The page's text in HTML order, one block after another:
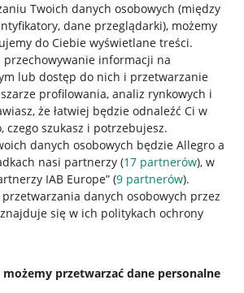
Twoich danych osobowych (między
dane przeglądarki), możemy
do Ciebie wyświetlane treści.
przechowywanie informacji na
lub dostęp do nich i przetwarzanie
profilowania, analiz rynkowych i
że łatwiej będzie odnaleźć Ci w
czego szukasz i potrzebujesz.
danych osobowych będzie Allegro a
nasi partnerzy (17 partnerów), w
IAB Europe” (9 partnerów).
danych osobowych przez
się w ich politykach ochrony
przetwarzać dane personalne